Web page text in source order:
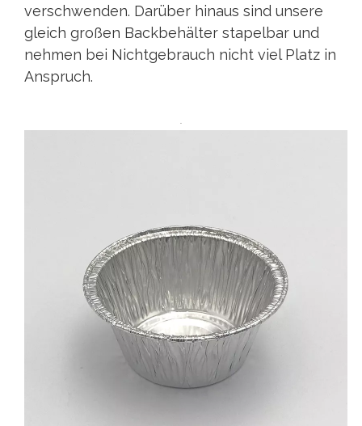
verschwenden. Darüber hinaus sind unsere
gleich großen Backbehälter stapelbar und
nehmen bei Nichtgebrauch nicht viel Platz in
Anspruch.